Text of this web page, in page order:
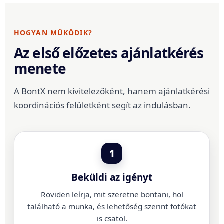
HOGYAN MŰKÖDIK?
Az első előzetes ajánlatkérés
menete
A BontX nem kivitelezőként, hanem ajánlatkérési
koordinációs felületként segít az indulásban.
1
Beküldi az igényt
Röviden leírja, mit szeretne bontani, hol
található a munka, és lehetőség szerint fotókat
is csatol.